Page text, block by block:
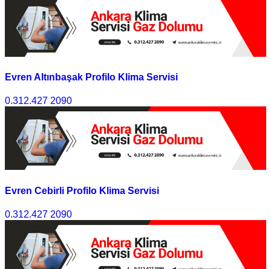
Evren Altınbaşak Profilo Klima Servisi
0.312.427 2090
Evren Cebirli Profilo Klima Servisi
0.312.427 2090